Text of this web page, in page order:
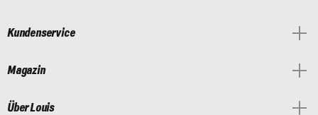
Kundenservice
Magazin
Über Louis